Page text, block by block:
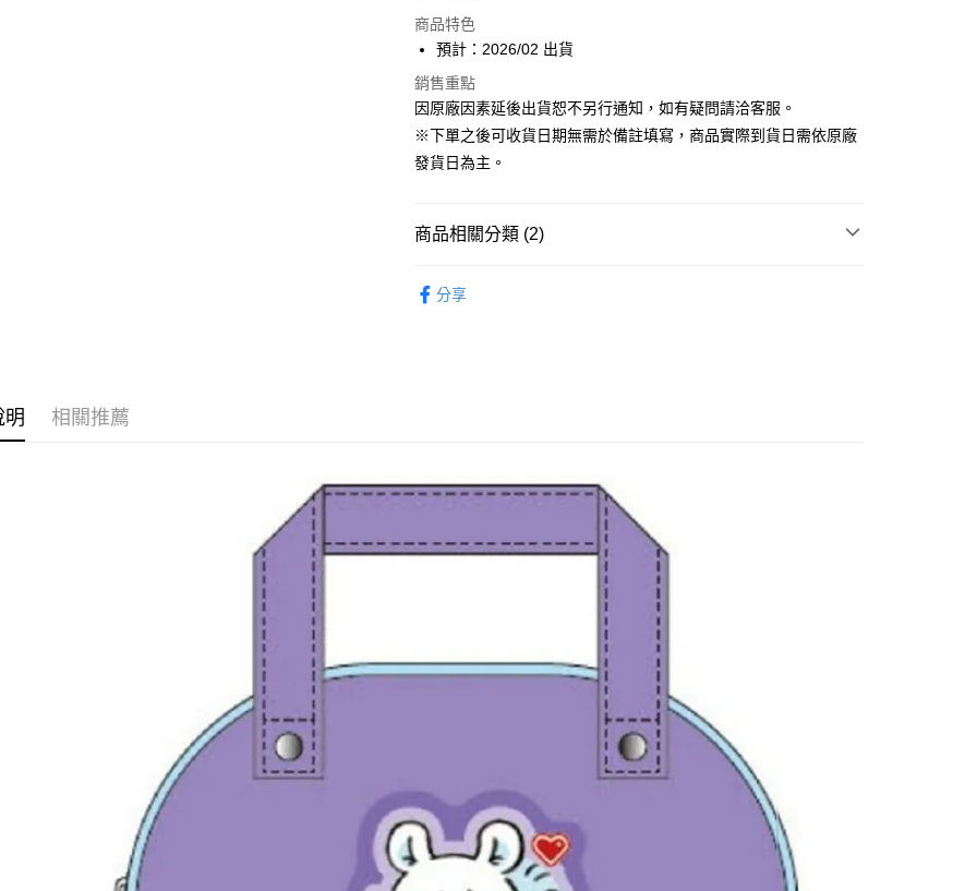
Apple Pay
大哥付你分期
相關說明
【大哥付你分期使用說明】
2.付款方式選擇「大哥付你分期」，訂單成立後會自動跳轉到大哥付的交易
3.實際核准額度、可分期數及費用金額請依後續交易確認頁面所載為準。
4.訂單成立30分鐘內，如未前往確認交易或遇審核未通過，訂單將自動取
無法說明評估內容。
【繳款方式說明】
款買賣價金債權讓與本公司後，依約使用本公司帳單繳交帳款。
2.基於同意付款使用「大哥付你分期」之契約關係目的，商店將以您的個人
資料（包含姓名、電話或地址）提供予台灣大哥大進項蒐集、處理及利
用，由本公司與您本人進行分期帳單所需資料之確認、核對及更正。
3.完整用戶服務條款，請詳閱以下連結：https://oppay.tw/userRule
ATM付款
每筆NT$90，滿NT$3,000(含以上)免運費
每筆NT$90，滿NT$3,000(含以上)免運費
每筆NT$120，滿NT$3,000(含以上)免運費
每筆NT$160，滿NT$3,000(含以上)免運費
東海門市自取，需自備購物袋取貨唷。
商品特色
預計：2026/02 出貨
銷售重點
因原廠因素延後出貨恕不另行通知，如有疑問請洽客服。
※下單之後可收貨日期無需於備註填寫，商品實際到貨日需依原廠
發貨日為主。
商品相關分類 (2)
分享
明 相關推薦